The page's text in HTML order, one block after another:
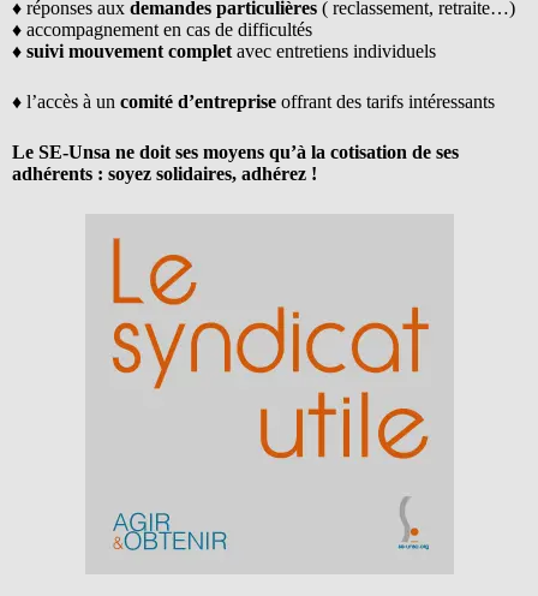
♦ réponses aux demandes particulières ( reclassement, retraite…)
♦ accompagnement en cas de difficultés
♦ suivi mouvement complet avec entretiens individuels
♦ l’accès à un comité d’entreprise offrant des tarifs intéressants
Le SE-Unsa ne doit ses moyens qu’à la cotisation de ses
adhérents : soyez solidaires, adhérez !